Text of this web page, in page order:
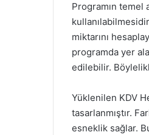
Programın temel
miktarını
programda yer
edilebilir.
Yüklenilen KDV
tasarlanmıştır.
esneklik sağlar.